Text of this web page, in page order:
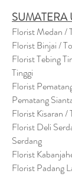
SUMATERA
Florist Medan /
Florist Binjai /
Florist Tebing
Tinggi
Florist
Pematang
Florist Kisaran /
Florist Deli
Serdang
Florist
Florist Padang